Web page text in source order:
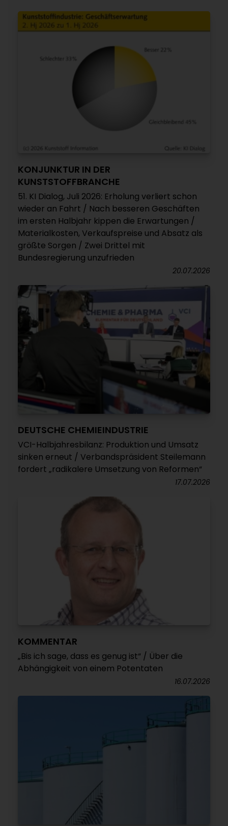
KONJUNKTUR IN DER
KUNSTSTOFFBRANCHE
51. KI Dialog, Juli 2026: Erholung verliert schon
wieder an Fahrt / Nach besseren Geschäften
im ersten Halbjahr kippen die Erwartungen /
Materialkosten, Verkaufspreise und Absatz als
größte Sorgen / Zwei Drittel mit
Bundesregierung unzufrieden
20.07.2026
DEUTSCHE CHEMIEINDUSTRIE
VCI-Halbjahresbilanz: Produktion und Umsatz
sinken erneut / Verbandspräsident Steilemann
fordert „radikalere Umsetzung von Reformen“
17.07.2026
KOMMENTAR
„Bis ich sage, dass es genug ist“ / Über die
Abhängigkeit von einem Potentaten
16.07.2026